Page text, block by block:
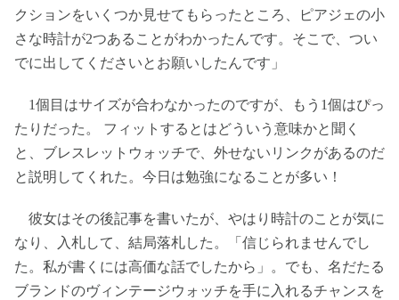
クションをいくつか見せてもらったところ、ピアジェの小
さな時計が2つあることがわかったんです。そこで、つい
でに出してくださいとお願いしたんです」
1個目はサイズが合わなかったのですが、もう1個はぴっ
たりだった。 フィットするとはどういう意味かと聞く
と、ブレスレットウォッチで、外せないリンクがあるのだ
と説明してくれた。今日は勉強になることが多い！
彼女はその後記事を書いたが、やはり時計のことが気に
なり、入札して、結局落札した。「信じられませんでし
た。私が書くには高価な話でしたから」。でも、名だたる
ブランドのヴィンテージウォッチを手に入れるチャンスを